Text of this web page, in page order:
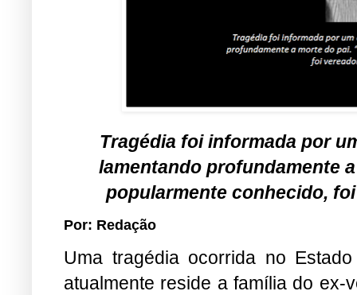
Tragédia foi informada por
lamentando profundamente
popularmente conhecido,
Por: Redação
Uma tragédia ocorrida no
atualmente reside a família do ex-